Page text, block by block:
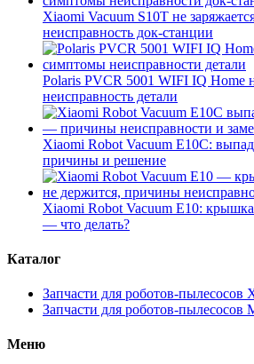
Xiaomi Vacuum S10T не
неисправность док-станции
Polaris PVCR 5001 WIFI IQ Home
неисправность детали
Xiaomi Robot Vacuum E10C:
причины и решение
Xiaomi Robot Vacuum E10:
— что делать?
Каталог
Запчасти для роботов-пылесосов
Запчасти для роботов-пылесосов
Меню